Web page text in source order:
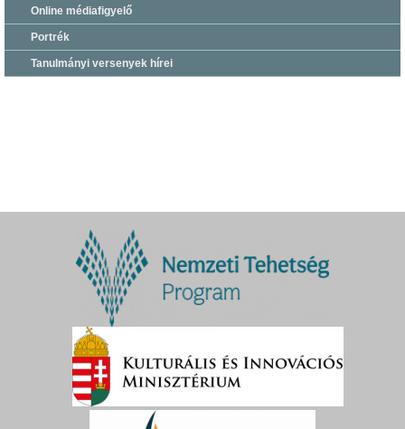
Online médiafigyelő
Portrék
Tanulmányi versenyek hírei